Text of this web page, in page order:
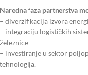
Naredna faza partnerstva
– diverzifikacija izvora
– integraciju logističkih
železnice;
– investiranje u sektor
tehnologija.